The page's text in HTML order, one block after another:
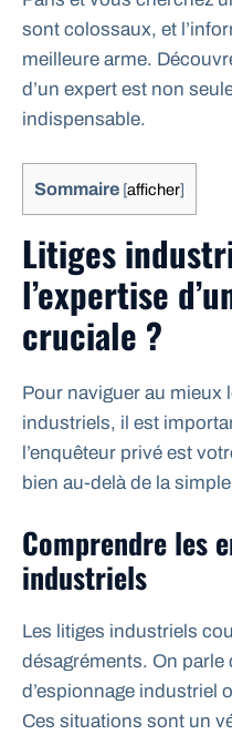
sont colossaux, et
meilleure arme.
d’un expert est non
indispensable.
Sommaire [afficher]
Litiges
l’expertise
cruciale ?
Pour naviguer au mieux
industriels, il est
l’enquêteur privé est
bien au-delà de la
Comprendre les
industriels
Les litiges industriels
désagréments. On
d’espionnage industriel
Ces situations sont un